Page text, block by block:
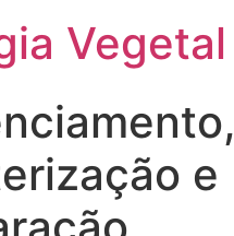
Vegetal
e